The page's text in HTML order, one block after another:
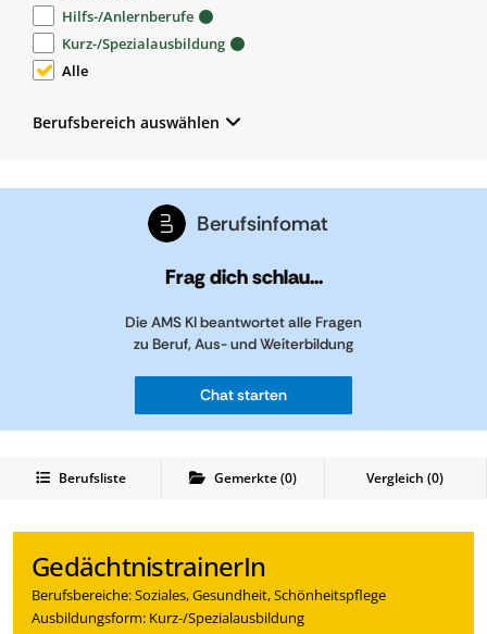
Hilfs-/Anlernberufe
Kurz-/Spezialausbildung
Alle
Berufsbereich auswählen
Berufsinfomat
Frag dich schlau...
Die AMS KI beantwortet alle Fragen
zu Beruf, Aus- und Weiterbildung
Chat starten
Berufsliste Gemerkte(0) Vergleich (0)
GedächtnistrainerIn
Berufsbereiche: Soziales, Gesundheit, Schönheitspflege
Ausbildungsform: Kurz-/Spezialausbildung